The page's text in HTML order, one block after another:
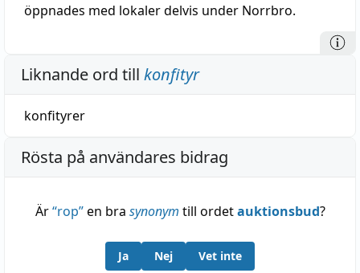
öppnades med lokaler delvis under Norrbro.
Liknande ord till konfityr
konfityrer
Rösta på användares bidrag
Är“rop”en bra synonym till ordetauktionsbud?
Ja Nej Vet inte